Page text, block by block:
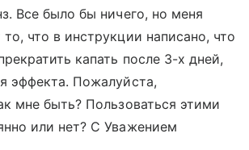
Все было бы ничего, но меня
что в инструкции написано, что
капать после 3-х дней,
эффекта. Пожалуйста,
мне быть? Пользоваться этими
или нет? С Уважением